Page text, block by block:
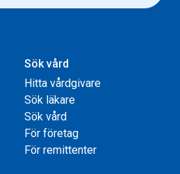
Sök vård
Hitta vårdgivare
Sök läkare
Sök vård
För företag
För remittenter